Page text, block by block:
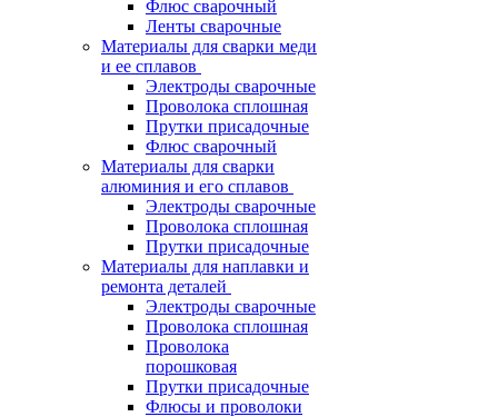
Флюс сварочный
Ленты сварочные
Материалы для сварки меди
и ее сплавов
Электроды сварочные
Проволока сплошная
Прутки присадочные
Флюс сварочный
Материалы для сварки
алюминия и его сплавов
Электроды сварочные
Проволока сплошная
Прутки присадочные
Материалы для наплавки и
ремонта деталей
Электроды сварочные
Проволока сплошная
Проволока
порошковая
Прутки присадочные
Флюсы и проволоки